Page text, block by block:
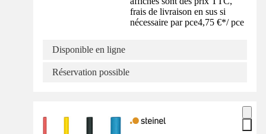
frais de livraison en sus si
nécessaire par pce4,75 €*/ pce
Disponible en ligne
Réservation possible